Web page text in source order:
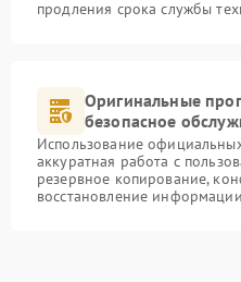
продления срока службы
Оригинальные
безопасное
Использование
аккуратная работа с
резервное копирование,
восстановление